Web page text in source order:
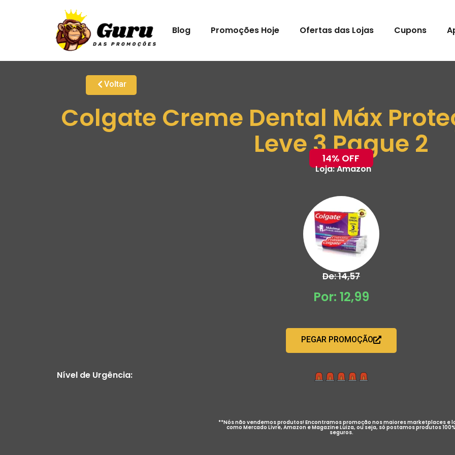
Blog Promoções Hoje Ofertas das Lojas Cupons
Voltar
Colgate Creme Dental Máx
Leve 3 Pague 2
14% OFF
Loja:Amazon
De: 14,57
Por: 12,99
PEGAR PROMOÇÃO
Nível de Urgência:
**Nós não vendemos produtos! Encontramos promoção nos maiores marketplaces e
como Mercado Livre, Amazon e Magazine Luiza, ou seja, só postamos produtos 100%
seguros.